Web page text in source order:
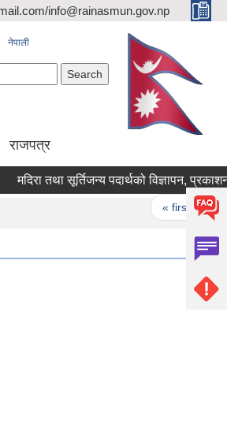
info@rainasmun.gov.np
नेपाली
राजपत्र
मदिरा तथा सूर्तिजन्य पदार्थको विज्ञापन,
« first ‹